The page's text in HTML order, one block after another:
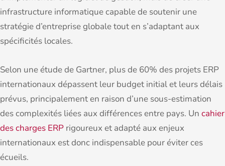
infrastructure informatique capable de soutenir une
stratégie d’entreprise globale tout en s’adaptant aux
spécificités locales.
Selon une étude de Gartner, plus de 60% des projets ERP
internationaux dépassent leur budget initial et leurs délais
prévus, principalement en raison d’une sous-estimation
des complexités liées aux différences entre pays. Un cahier
des charges ERP rigoureux et adapté aux enjeux
internationaux est donc indispensable pour éviter ces
écueils.